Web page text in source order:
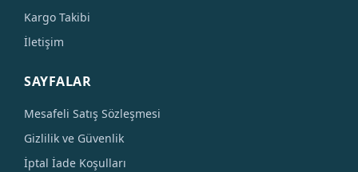
Kargo Takibi
İletişim
SAYFALAR
Mesafeli Satış Sözleşmesi
Gizlilik ve Güvenlik
İptal İade Koşulları